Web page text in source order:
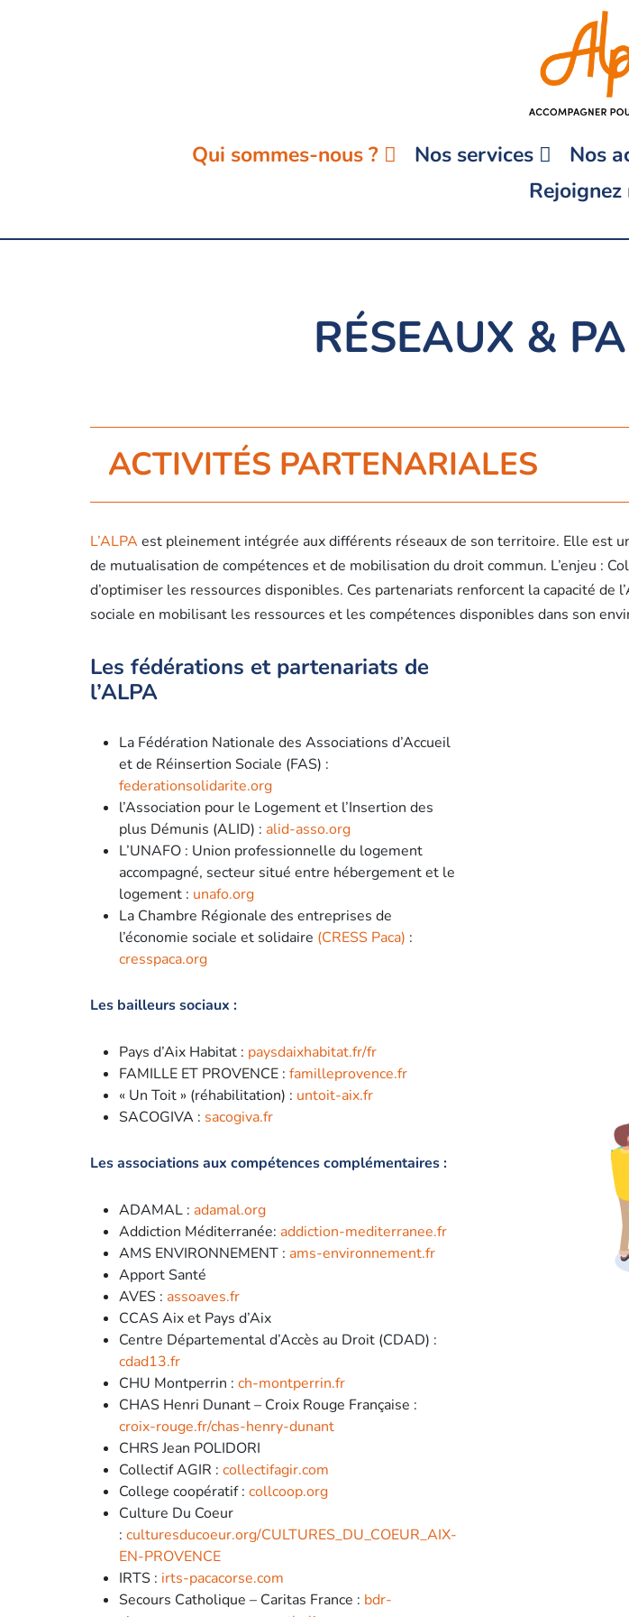
Qui sommes-nous ? Nos services Nos
Rejoignez
RÉSEAUX &
ACTIVITÉS PARTENARIALES
L’ALPA est pleinement intégrée aux différents réseaux de son territoire. Elle est
de mutualisation de compétences et de mobilisation du droit commun. L’enjeu :
d’optimiser les ressources disponibles. Ces partenariats renforcent la capacité
sociale en mobilisant les ressources et les compétences disponibles dans son
Les fédérations et partenariats de
l’ALPA
La Fédération Nationale des Associations d’Accueil
et de Réinsertion Sociale (FAS) :
federationsolidarite.org
l’Association pour le Logement et l’Insertion des
plus Démunis (ALID) : alid-asso.org
L’UNAFO : Union professionnelle du logement
accompagné, secteur situé entre hébergement et le
logement : unafo.org
La Chambre Régionale des entreprises de
l’économie sociale et solidaire (CRESS Paca) :
cresspaca.org
Les bailleurs sociaux :
Pays d’Aix Habitat : paysdaixhabitat.fr/fr
FAMILLE ET PROVENCE : familleprovence.fr
« Un Toit » (réhabilitation) : untoit-aix.fr
SACOGIVA : sacogiva.fr
Les associations aux compétences complémentaires :
ADAMAL : adamal.org
Addiction Méditerranée: addiction-mediterranee.fr
AMS ENVIRONNEMENT : ams-environnement.fr
Apport Santé
AVES : assoaves.fr
CCAS Aix et Pays d’Aix
Centre Départemental d’Accès au Droit (CDAD) :
cdad13.fr
CHU Montperrin : ch-montperrin.fr
CHAS Henri Dunant – Croix Rouge Française :
croix-rouge.fr/chas-henry-dunant
CHRS Jean POLIDORI
Collectif AGIR : collectifagir.com
College coopératif : collcoop.org
Culture Du Coeur
: culturesducoeur.org/CULTURES_DU_COEUR_AIX-
EN-PROVENCE
IRTS : irts-pacacorse.com
Secours Catholique – Caritas France : bdr-